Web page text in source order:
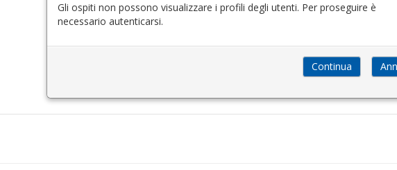
Gli ospiti non possono visualizzare i profili degli utenti. Per proseguire è
necessario autenticarsi.